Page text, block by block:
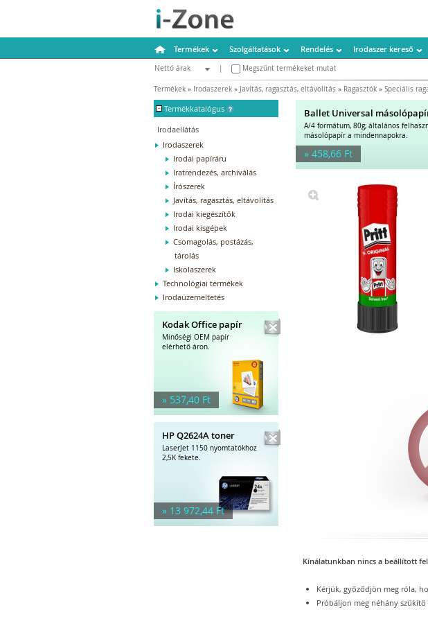
Termékek Szolgáltatások Rendelés Irodaszer kereső
Nettó árak
Megszűnt termékeket mutat
Termékek » Irodaszerek » Javítás, ragasztás, eltávolítás » Ragasztók » Speciális
- Termékkatalógus
Irodaellátás
Irodaszerek
Irodai papíráru
Iratrendezés, archiválás
Írószerek
Javítás, ragasztás, eltávolítás
Irodai kiegészítők
Irodai kisgépek
Csomagolás, postázás,
tárolás
Iskolaszerek
Technológiai termékek
Irodaüzemeltetés
Kodak Office papír
Minőségi OEM papír
elérhető áron.
» 537,40 Ft
HP Q2624A toner
LaserJet 1150 nyomtatókhoz
2,5K fekete.
» 13 972,44 Ft
Ballet Universal
A/4 formátum, 80g, általános
másolópapír a mindennapokra.
» 458,66 Ft
Kínálatunkban nincs a beállított
Kérjük, győződjön meg róla,
Próbáljon meg néhány